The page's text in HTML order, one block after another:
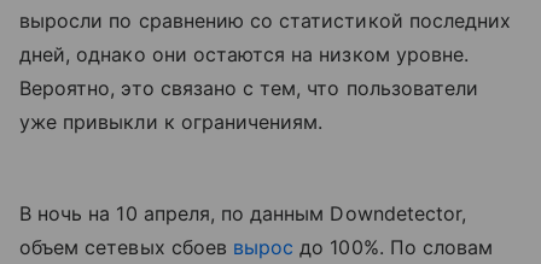
выросли по сравнению со статистикой последних
дней, однако они остаются на низком уровне.
Вероятно, это связано с тем, что пользователи
уже привыкли к ограничениям.
В ночь на 10 апреля, по данным Downdetector,
объем сетевых сбоев вырос до 100%. По словам